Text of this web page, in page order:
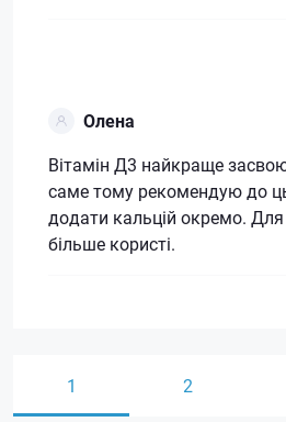
Олена
Вітамін Д3 найкраще
саме тому рекомендую до
додати кальцій окремо. Для
більше користі.
1 2